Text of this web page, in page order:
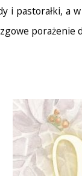
i pastorałki,
porażenie